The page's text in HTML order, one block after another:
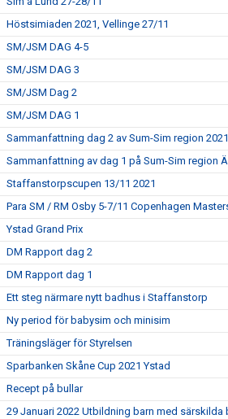
Höstsimiaden 2021, Vellinge 27/11
SM/JSM DAG 4-5
SM/JSM DAG 3
SM/JSM Dag 2
SM/JSM DAG 1
Sammanfattning dag 2 av Sum-Sim region 2021
Sammanfattning av dag 1 på Sum-Sim region
Staffanstorpscupen 13/11 2021
Para SM / RM Osby 5-7/11 Copenhagen
Ystad Grand Prix
DM Rapport dag 2
DM Rapport dag 1
Ett steg närmare nytt badhus i Staffanstorp
Ny period för babysim och minisim
Träningsläger för Styrelsen
Sparbanken Skåne Cup 2021 Ystad
Recept på bullar
29 Januari 2022 Utbildning barn med särskilda